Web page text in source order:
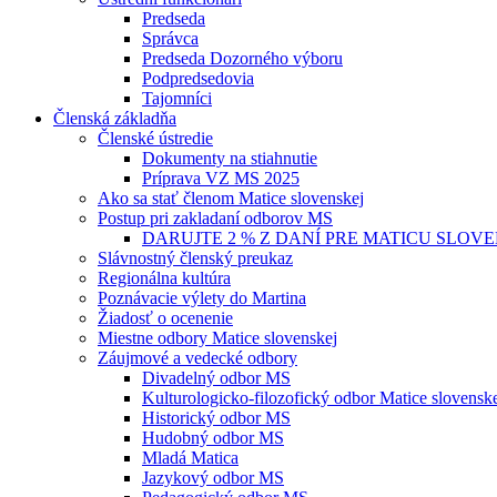
Predseda
Správca
Predseda Dozorného výboru
Podpredsedovia
Tajomníci
Členská základňa
Členské ústredie
Dokumenty na stiahnutie
Príprava VZ MS 2025
Ako sa stať členom Matice slovenskej
Postup pri zakladaní odborov MS
DARUJTE 2 % Z DANÍ PRE MATICU
Slávnostný členský preukaz
Regionálna kultúra
Poznávacie výlety do Martina
Žiadosť o ocenenie
Miestne odbory Matice slovenskej
Záujmové a vedecké odbory
Divadelný odbor MS
Kulturologicko-filozofický odbor Matice
Historický odbor MS
Hudobný odbor MS
Mladá Matica
Jazykový odbor MS